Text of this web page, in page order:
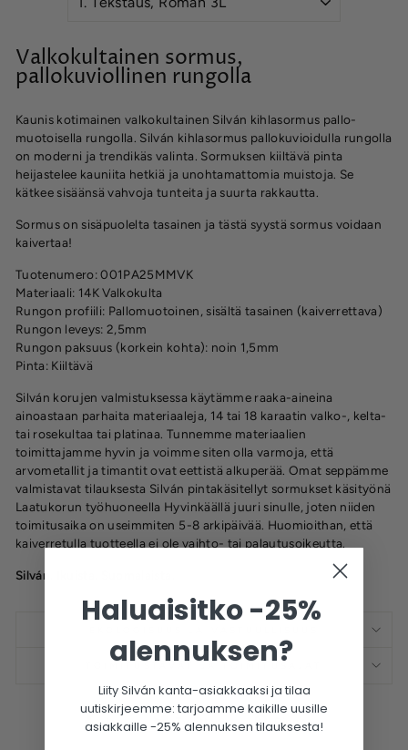
Valkokultainen sormus,
pallokuviollinen rungolla
Kaunis kotimainen valkokultainen Silván kihlasormus pallo-
muotoisella rungolla. Silván kihlasormus pallokuvioidulla rungolla
on moderni ja trendikäs valinta. Sormuksen kiiltävä pinta
heijastelee kauniita hetkiä ja unohtamattomia muistoja. Se
kätkee sisäänsä vahvoja tunteita ja suurta rakkautta.
Sormus on sisäpuolelta tasainen ja tästä syystä sormus voidaan
kaivertaa!
Tuotenumero: 001PA25MMVK
Materiaali: 14K Valkokulta
Rungon profiili: Pallomuotoinen, sisältä tasainen (kaiverrettava)
Rungon leveys: 2,5mm
Rungon paksuus (korkein kohta): noin 1,5mm
Pinta: Kiiltävä
Silván korujen valmistuksessa käytämme raaka-aineina
ainoastaan parhaita materiaaleja, 14 tai 18 karaatin valko-, kelta-
tai rosekultaa tai platinaa. Tunnemme materiaalien
toimittajamme hyvin ja voimme siten olla varmoja, että
arvometallit ja timantit ovat eettistä alkuperää. Omat seppämme
valmistavat tilauksesta Silván pintakäsitellyt sormukset käsityönä
Laatukorun työhuoneella Hyvinkäällä juuri sinulle, joten niiden
toimitusaika on useimmiten 5-8 arkipäivää. Huomioithan, että
kaiverretulla tuotteella ei ole vaihto- tai palautusoikeutta.
Silván. Ikuista. Suomalaista.
Jaa
Jaa
Twiittaa TwiittaaPinnaa
Haluaisitko -25%
alennuksen?
Liity Silván kanta-asiakkaaksi ja tilaa
uutiskirjeemme: tarjoamme kaikille uusille
asiakkaille -25% alennuksen tilauksesta!